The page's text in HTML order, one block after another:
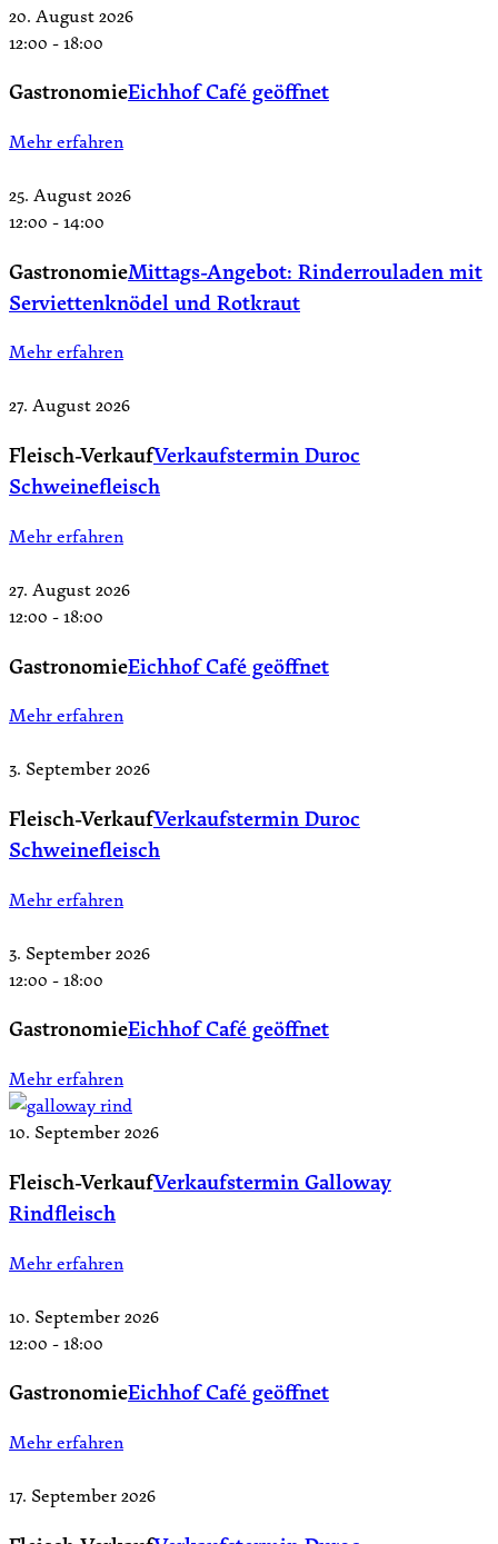
20. August 2026
12:00 -18:00
GastronomieEichhof Café geöffnet
Mehr erfahren
25. August 2026
12:00 -14:00
GastronomieMittags-Angebot: Rinderrouladen mit
Serviettenknödel und Rotkraut
Mehr erfahren
27. August 2026
Fleisch-VerkaufVerkaufstermin Duroc
Schweinefleisch
Mehr erfahren
27. August 2026
12:00 -18:00
GastronomieEichhof Café geöffnet
Mehr erfahren
3. September 2026
Fleisch-VerkaufVerkaufstermin Duroc
Schweinefleisch
Mehr erfahren
3. September 2026
12:00 -18:00
GastronomieEichhof Café geöffnet
Mehr erfahren
10. September 2026
Fleisch-VerkaufVerkaufstermin Galloway
Rindfleisch
Mehr erfahren
10. September 2026
12:00 -18:00
GastronomieEichhof Café geöffnet
Mehr erfahren
17. September 2026